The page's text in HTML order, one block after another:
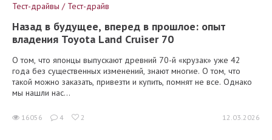
Тест-драйвы / Тест-драйв
Назад в будущее, вперед в прошлое: опыт
владения Toyota Land Cruiser 70
О том, что японцы выпускают древний 70-й «крузак» уже 42
года без существенных изменений, знают многие. О том, что
такой можно заказать, привезти и купить, помнят не все. Однако
мы нашли нас...
16056 4 2 12.03.2026